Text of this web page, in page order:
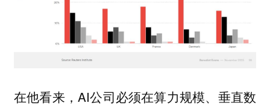
在他看来，AI公司必须在算力规模、垂直数